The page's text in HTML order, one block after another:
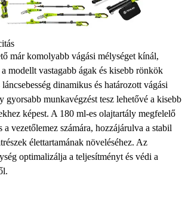
már komolyabb vágási mélységet kínál,
modellt vastagabb ágak és kisebb rönkök
dinamikus és határozott vágási
gyorsabb munkavégzést tesz lehetővé a kisebb
képest. A 180 ml-es olajtartály megfelelő
a vezetőlemez számára, hozzájárulva a stabil
élettartamának növeléséhez. Az
optimalizálja a teljesítményt és védi a